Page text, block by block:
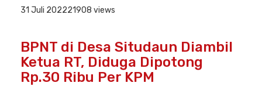
31 Juli 202221908 views
BPNT di Desa Situdaun Diambil
Ketua RT, Diduga Dipotong
Rp.30 Ribu Per KPM